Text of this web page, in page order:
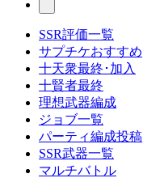
SSR評価一覧
サプチケおすすめ
十天衆最終･加入
十賢者最終
理想武器編成
ジョブ一覧
パーティ編成投稿
SSR武器一覧
マルチバトル